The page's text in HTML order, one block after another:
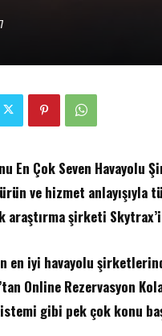
En Çok Seven Havayolu
ve hizmet anlayışıyla
araştırma şirketi
en iyi havayolu
Online Rezervasyon
gibi pek çok konu